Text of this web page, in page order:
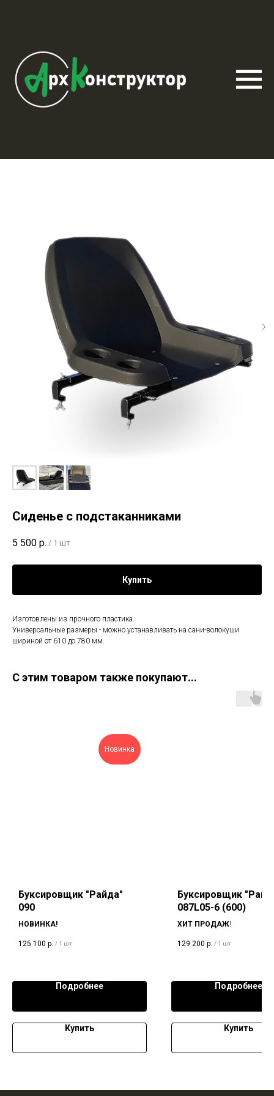
Сиденье с подстаканниками
5 500 р. / 1 шт
Купить
Изготовлены из прочного пластика.
Универсальные размеры - можно устанавливать на сани-волокуши
шириной от 610 до 780 мм.
С этим товаром также покупают...
Новинка
Буксировщик "Райда"
090
НОВИНКА!
125 100 р. / 1 шт
Подробнее
Купить
Буксировщик
087L05-6 (600)
ХИТ ПРОДАЖ!
129 200 р. / 1 шт
Подробнее
Купить